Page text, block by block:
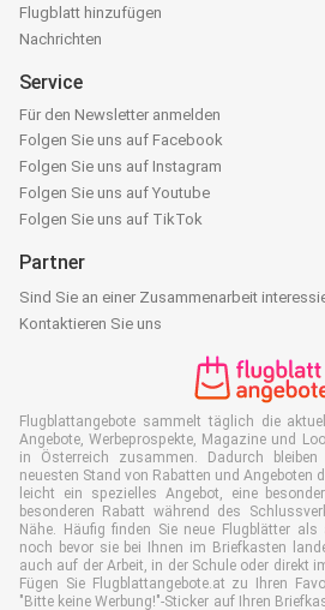
Flugblatt hinzufügen
Nachrichten
Service
Für den Newsletter anmelden
Folgen Sie uns auf Facebook
Folgen Sie uns auf Instagram
Folgen Sie uns auf Youtube
Folgen Sie uns auf TikTok
Partner
Sind Sie an einer Zusammenarbeit
Kontaktieren Sie uns
Flugblattangebote sammelt täglich die
Angebote, Werbeprospekte, Magazine und
in Österreich zusammen. Dadurch
neuesten Stand von Rabatten und Angeboten
leicht ein spezielles Angebot, eine
besonderen Rabatt während des
Nähe. Häufig finden Sie neue Flugblätter
noch bevor sie bei Ihnen im Briefkasten
auch auf der Arbeit, in der Schule oder direkt
Fügen Sie Flugblattangebote.at zu Ihren
"Bitte keine Werbung!"-Sticker auf Ihren